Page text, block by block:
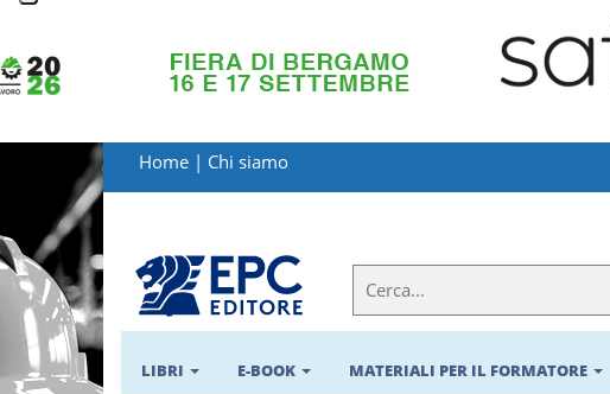
LIBRI
MATERIALI
PER
IL
FORMATORE
E-
BOOK
Home | Chi siamo
LIBRI E-BOOK MATERIALI PER IL FORMATORE